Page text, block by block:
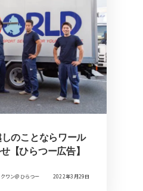
のことならワール
【ひらつー広告】
ワン＠ひらつー 2022年3月29日